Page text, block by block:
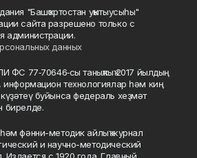
"Башҡортостан уҡытыусыһы"
сайта разрешено только с
администрации.
данных
ФС 77‑70646‑сы таныҡлыҡ 2017 йылдың
технологиялар һәм киң
буйынса федераль хеҙмәт
бирелде.
фәнни-методик айлыҡ журнал
и научно-методический